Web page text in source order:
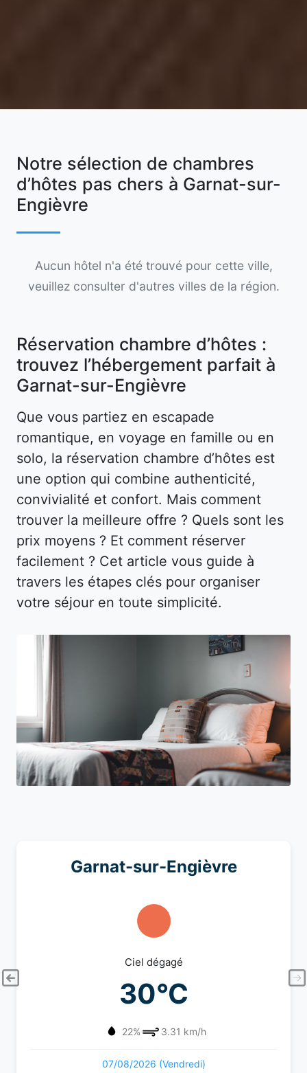
Notre sélection de chambres
d’hôtes pas chers à Garnat-sur-
Engièvre
Aucun hôtel n'a été trouvé pour cette ville,
veuillez consulter d'autres villes de la région.
Réservation chambre d’hôtes :
trouvez l’hébergement parfait à
Garnat-sur-Engièvre
Que vous partiez en escapade
romantique, en voyage en famille ou en
solo, la réservation chambre d’hôtes est
une option qui combine authenticité,
convivialité et confort. Mais comment
trouver la meilleure offre ? Quels sont les
prix moyens ? Et comment réserver
facilement ? Cet article vous guide à
travers les étapes clés pour organiser
votre séjour en toute simplicité.
Garnat-sur-Engièvre
Ciel dégagé
30°C
22% 3.31 km/h
07/08/2026 (Vendredi)